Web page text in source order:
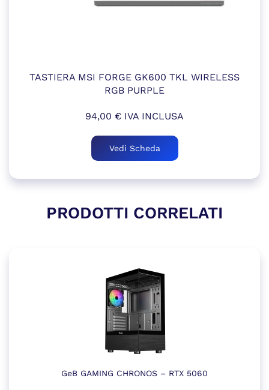
TASTIERA MSI FORGE GK600 TKL WIRELESS
RGB PURPLE
94,00 € IVA INCLUSA
Vedi Scheda
PRODOTTI CORRELATI
GeB GAMING CHRONOS – RTX 5060